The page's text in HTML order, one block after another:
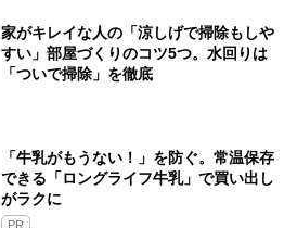
家がキレイな人の「涼しげで掃除もしや
すい」部屋づくりのコツ5つ。水回りは
「ついで掃除」を徹底
「牛乳がもうない！」を防ぐ。常温保存
できる「ロングライフ牛乳」で買い出し
がラクに
PR